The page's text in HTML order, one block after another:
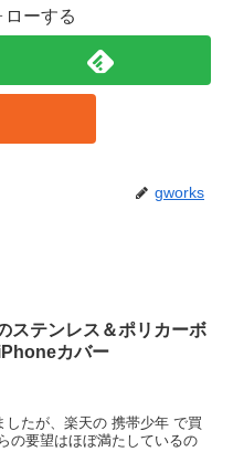
ーする
gworks
ステンレス＆ポリカーボ
カバー
たが、楽天の 携帯少年 で買
の要望はほぼ満たしているの